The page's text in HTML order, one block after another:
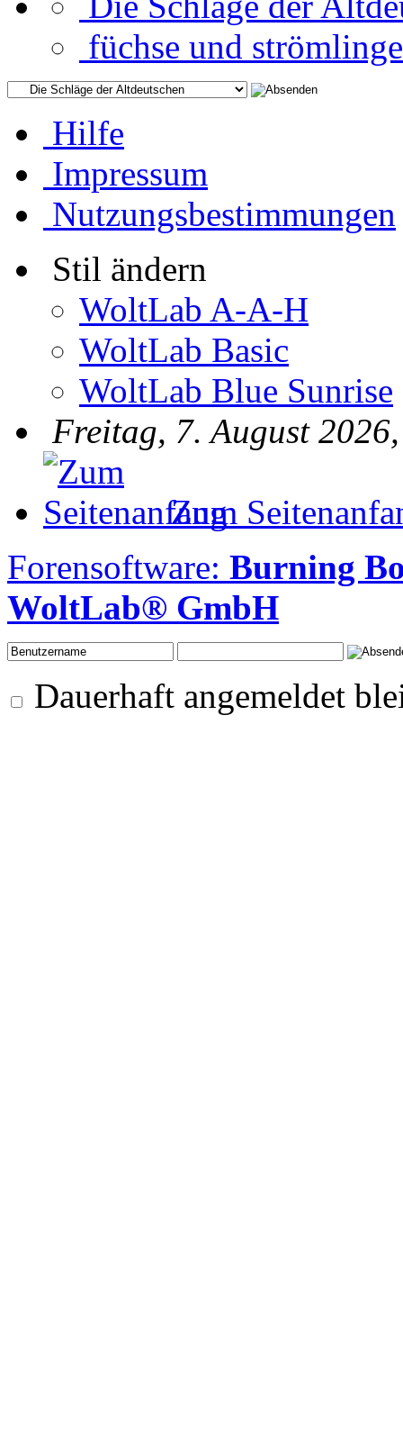
füchse und strömlinge
Hilfe
Impressum
Nutzungsbestimmungen
Stil ändern
WoltLab A-A-H
WoltLab Basic
WoltLab Blue Sunrise
Freitag, 7. August
Zum
Forensoftware: Burning
WoltLab® GmbH
Dauerhaft angemeldet